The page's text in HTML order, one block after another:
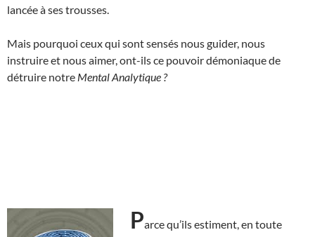
lancée à ses trousses.
Mais pourquoi ceux qui sont sensés nous guider, nous
instruire et nous aimer, ont-ils ce pouvoir démoniaque de
détruire notre Mental Analytique ?
Parce qu’ils estiment, en toute